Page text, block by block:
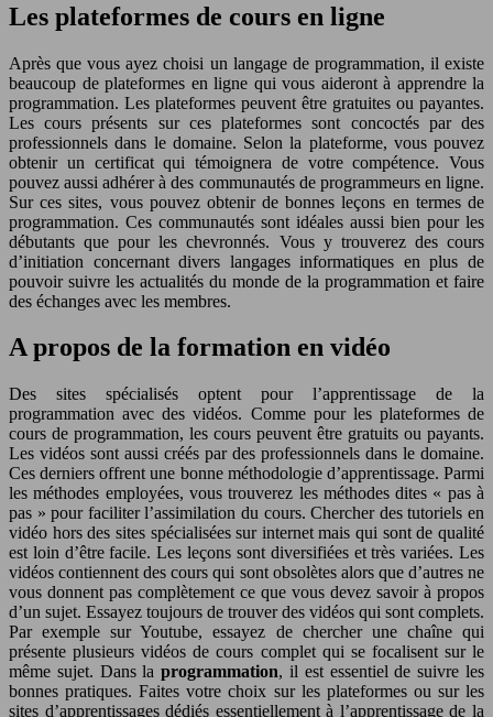
Les plateformes de cours en ligne
Après que vous ayez choisi un langage de programmation, il existe
beaucoup de plateformes en ligne qui vous aideront à apprendre la
programmation. Les plateformes peuvent être gratuites ou payantes.
Les cours présents sur ces plateformes sont concoctés par des
professionnels dans le domaine. Selon la plateforme, vous pouvez
obtenir un certificat qui témoignera de votre compétence. Vous
pouvez aussi adhérer à des communautés de programmeurs en ligne.
Sur ces sites, vous pouvez obtenir de bonnes leçons en termes de
programmation. Ces communautés sont idéales aussi bien pour les
débutants que pour les chevronnés. Vous y trouverez des cours
d’initiation concernant divers langages informatiques en plus de
pouvoir suivre les actualités du monde de la programmation et faire
des échanges avec les membres.
A propos de la formation en vidéo
Des sites spécialisés optent pour l’apprentissage de la
programmation avec des vidéos. Comme pour les plateformes de
cours de programmation, les cours peuvent être gratuits ou payants.
Les vidéos sont aussi créés par des professionnels dans le domaine.
Ces derniers offrent une bonne méthodologie d’apprentissage. Parmi
les méthodes employées, vous trouverez les méthodes dites « pas à
pas » pour faciliter l’assimilation du cours. Chercher des tutoriels en
vidéo hors des sites spécialisées sur internet mais qui sont de qualité
est loin d’être facile. Les leçons sont diversifiées et très variées. Les
vidéos contiennent des cours qui sont obsolètes alors que d’autres ne
vous donnent pas complètement ce que vous devez savoir à propos
d’un sujet. Essayez toujours de trouver des vidéos qui sont complets.
Par exemple sur Youtube, essayez de chercher une chaîne qui
présente plusieurs vidéos de cours complet qui se focalisent sur le
même sujet. Dans laprogrammation, il est essentiel de suivre les
bonnes pratiques. Faites votre choix sur les plateformes ou sur les
sites d’apprentissages dédiés essentiellement à l’apprentissage de la